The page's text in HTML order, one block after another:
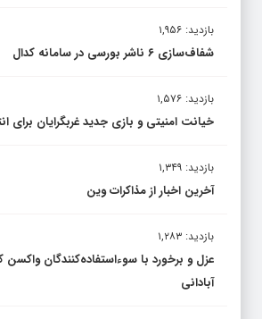
بازدید: ۱,۹۵۶
شفاف‌سازی ۶ ناشر بورسی در سامانه کدال
بازدید: ۱,۵۷۶
خیانت امنیتی و بازی جدید غربگرایان برای
بازدید: ۱,۳۴۹
آخرین اخبار از مذاکرات وین
بازدید: ۱,۲۸۳
عزل و برخورد با سوءاستفاده‌کنندگان واکسن
آبادانی